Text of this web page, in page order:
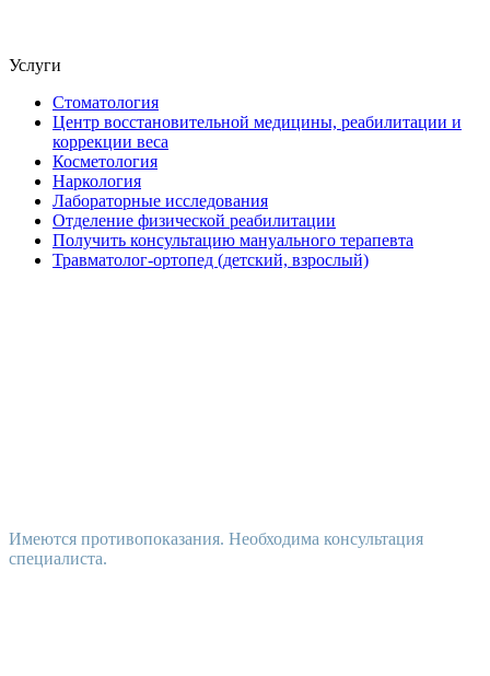
Услуги
Стоматология
Центр восстановительной медицины, реабилитации и
коррекции веса
Косметология
Наркология
Лабораторные исследования
Отделение физической реабилитации
Получить консультацию мануального терапевта
Травматолог-ортопед (детский, взрослый)
Имеются противопоказания. Необходима консультация
специалиста.